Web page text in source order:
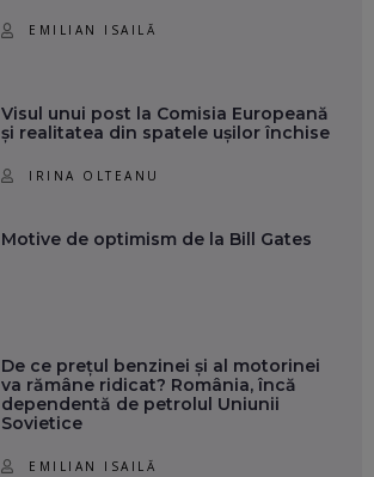
EMILIAN ISAILĂ
Visul unui post la Comisia Europeană
și realitatea din spatele ușilor închise
IRINA OLTEANU
Motive de optimism de la Bill Gates
De ce prețul benzinei și al motorinei
va rămâne ridicat? România, încă
dependentă de petrolul Uniunii
Sovietice
EMILIAN ISAILĂ